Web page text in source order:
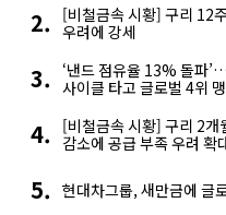
[비철금속 시황] 구리 12
우려에 강세
‘낸드 점유율 13% 돌파
사이클 타고 글로벌 4위
[비철금속 시황] 구리 2
감소에 공급 부족 우려 확
현대차그룹, 새만금에 글